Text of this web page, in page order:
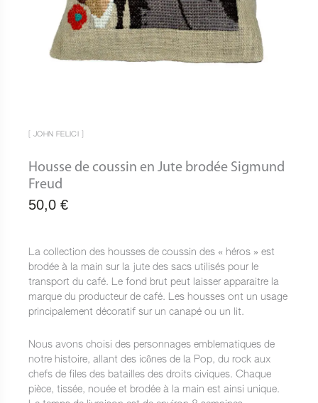
[ JOHN FELICI ]
Housse de coussin en Jute brodée Sigmund
Freud
50,0 €
La collection des housses de coussin des « héros » est
brodée à la main sur la jute des sacs utilisés pour le
transport du café. Le fond brut peut laisser apparaitre la
marque du producteur de café. Les housses ont un usage
principalement décoratif sur un canapé ou un lit.
Nous avons choisi des personnages emblematiques de
notre histoire, allant des icônes de la Pop, du rock aux
chefs de files des batailles des droits civiques. Chaque
pièce, tissée, nouée et brodée à la main est ainsi unique.